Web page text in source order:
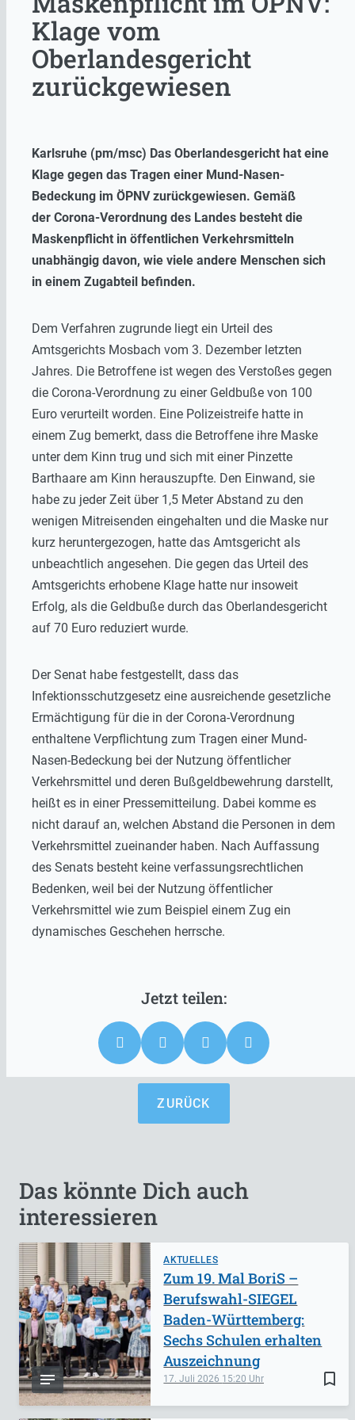
Klage vom
Oberlandesgericht
zurückgewiesen
Karlsruhe (pm/msc) Das Oberlandesgericht hat eine
Klage gegen das Tragen einer Mund-Nasen-
Bedeckung im ÖPNV zurückgewiesen. Gemäß
der Corona-Verordnung des Landes besteht die
Maskenpflicht in öffentlichen Verkehrsmitteln
unabhängig davon, wie viele andere Menschen sich
in einem Zugabteil befinden.
Dem Verfahren zugrunde liegt ein Urteil des
Amtsgerichts Mosbach vom 3. Dezember letzten
Jahres. Die Betroffene ist wegen des Verstoßes gegen
die Corona-Verordnung zu einer Geldbuße von 100
Euro verurteilt worden. Eine Polizeistreife hatte in
einem Zug bemerkt, dass die Betroffene ihre Maske
unter dem Kinn trug und sich mit einer Pinzette
Barthaare am Kinn herauszupfte. Den Einwand, sie
habe zu jeder Zeit über 1,5 Meter Abstand zu den
wenigen Mitreisenden eingehalten und die Maske nur
kurz heruntergezogen, hatte das Amtsgericht als
unbeachtlich angesehen. Die gegen das Urteil des
Amtsgerichts erhobene Klage hatte nur insoweit
Erfolg, als die Geldbuße durch das Oberlandesgericht
auf 70 Euro reduziert wurde.
Der Senat habe festgestellt, dass das
Infektionsschutzgesetz eine ausreichende gesetzliche
Ermächtigung für die in der Corona-Verordnung
enthaltene Verpflichtung zum Tragen einer Mund-
Nasen-Bedeckung bei der Nutzung öffentlicher
Verkehrsmittel und deren Bußgeldbewehrung darstellt,
heißt es in einer Pressemitteilung. Dabei komme es
nicht darauf an, welchen Abstand die Personen in dem
Verkehrsmittel zueinander haben. Nach Auffassung
des Senats besteht keine verfassungsrechtlichen
Bedenken, weil bei der Nutzung öffentlicher
Verkehrsmittel wie zum Beispiel einem Zug ein
dynamisches Geschehen herrsche.
ZURÜCK
Das könnte Dich auch
interessieren
AKTUELLES
bookmark_border
17. Juli 2026 15:20
Zum 19. Mal BoriS –
Berufswahl-SIEGEL
Baden-Württemberg:
Sechs Schulen erhalten
Auszeichnung